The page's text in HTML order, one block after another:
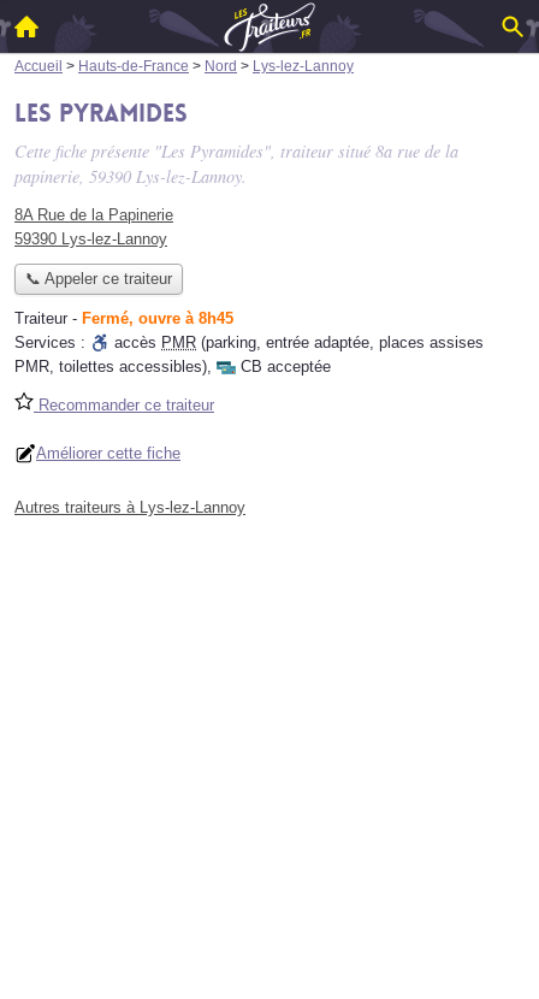
Accueil > Hauts-de-France > Nord > Lys-lez-Lannoy
Les Pyramides
Cette fiche présente "Les Pyramides", traiteur situé 8a rue de la
papinerie, 59390 Lys-lez-Lannoy.
8A Rue de la Papinerie
59390 Lys-lez-Lannoy
📞 Appeler ce traiteur
Traiteur - Fermé, ouvre à 8h45
Services :
accès PMR (parking, entrée adaptée, places assises
PMR, toilettes accessibles), CB acceptée
Recommander ce traiteur
Améliorer cette fiche
Autres traiteurs à Lys-lez-Lannoy